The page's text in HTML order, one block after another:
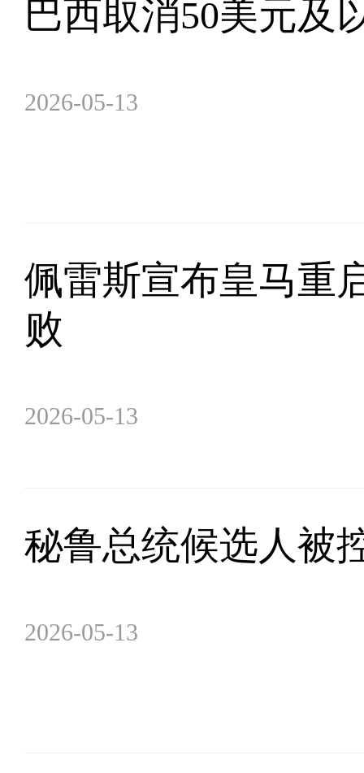
巴西取消50美元及
2026-05-13
佩雷斯宣布皇马重
败
2026-05-13
秘鲁总统候选人被
2026-05-13